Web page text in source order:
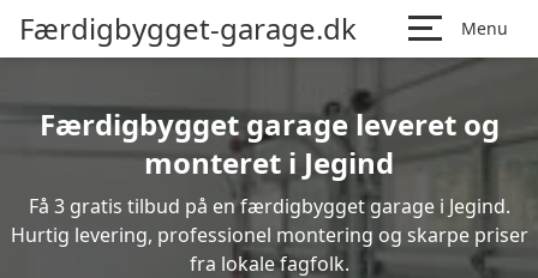
Færdigbygget-garage.dk Menu
Færdigbygget garage leveret og
monteret i Jegind
Få 3 gratis tilbud på en færdigbygget garage i Jegind.
Hurtig levering, professionel montering og skarpe priser
fra lokale fagfolk.